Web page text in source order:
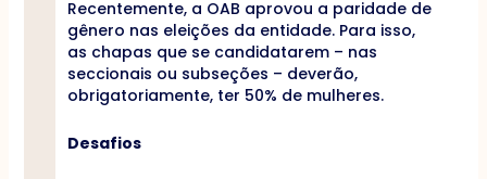
Recentemente, a OAB aprovou a paridade de
gênero nas eleições da entidade. Para isso,
as chapas que se candidatarem – nas
seccionais ou subseções – deverão,
obrigatoriamente, ter 50% de mulheres.
Desafios